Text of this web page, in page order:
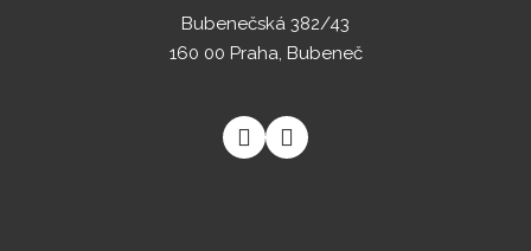
Bubenečská 382/43
160 00 Praha, Bubeneč